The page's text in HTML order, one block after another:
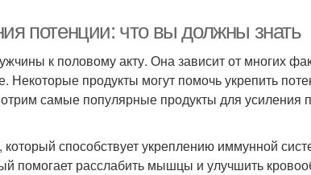
потенции: что вы должны знать
к половому акту. Она зависит от многих
Некоторые продукты могут помочь укрепить
самые популярные продукты для усиления
способствует укреплению иммунной
помогает расслабить мышцы и улучшить